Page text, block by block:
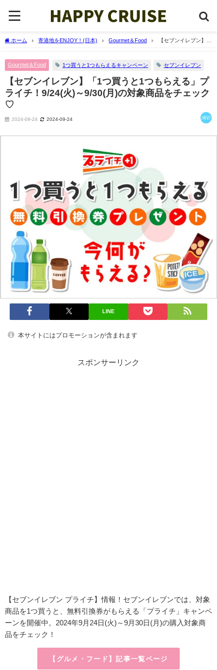
ホーム 寄港地をENJOY！(日本) Gourmet＆Food
【セブンイレブン】
Gourmet＆Food 1つ買うと1つもらえるキャンペーン セブンイレブン
【セブンイレブン】「1つ買うと1つもらえる」プ
ライチ！9/24(火)～9/30(月)の対象商品をチェック
♡
2024-09-24 2024-09-24
LINE
本サイトにはプロモーションが含まれます
スポンサーリンク
【セブンイレブン プライチ】情報！セブンイレブンでは、対象
商品を1つ買うと、無料引換券がもらえる「プライチ」キャンペ
ーンを開催中。2024年9月24日(火)～9月30日(月)の購入対象商
品をチェック！
【グルメ・フード】記事一覧ページ